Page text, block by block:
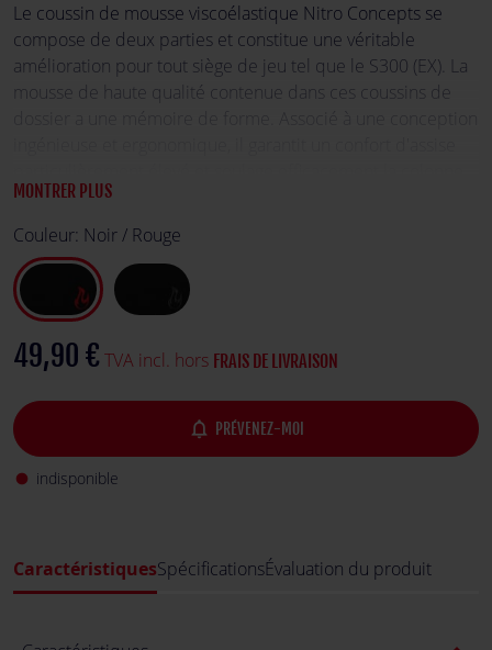
Le coussin de mousse viscoélastique Nitro Concepts se
compose de deux parties et constitue une véritable
amélioration pour tout siège de jeu tel que le S300 (EX). La
mousse de haute qualité contenue dans ces coussins de
vertébrale même après plusieurs heures assis.
MONTRER PLUS
Couleur: Noir / Rouge
49,90 € TVA incl. hors FRAIS DE LIVRAISON
notifications_none PRÉVENEZ-MOI
fiber_manual_record indisponible
CaractéristiquesSpécificationsÉvaluation du produit